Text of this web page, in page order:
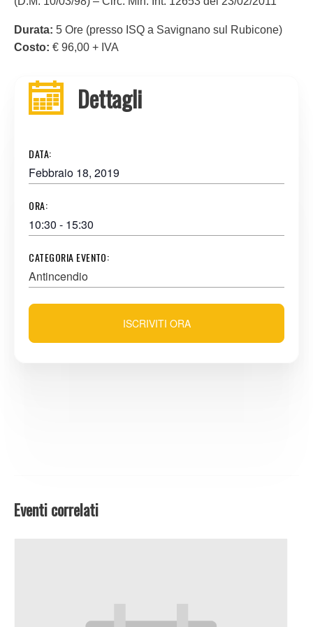
Durata: 5 Ore (presso ISQ a Savignano sul Rubicone)
Costo: € 96,00 + IVA
Dettagli
DATA:
Febbraio 18, 2019
ORA:
10:30 - 15:30
CATEGORIA EVENTO:
Antincendio
ISCRIVITI ORA
Eventi correlati